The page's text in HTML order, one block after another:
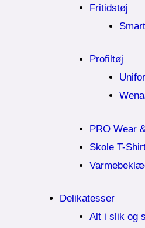
Fritidstøj
Profiltøj
PRO Wear
Skole T-
Delikatesser
Alt i slik og